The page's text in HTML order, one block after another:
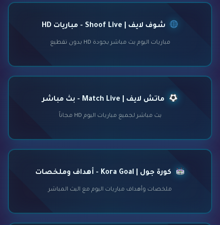
شوف لايف | Shoof Live - مباريات HD
مباريات اليوم بث مباشر بجودة HD بدون تقطيع
ماتش لايف | Match Live - بث مباشر
بث مباشر لجميع مباريات اليوم HD مجاناً
كورة جول | Kora Goal - أهداف وملخصات
ملخصات وأهداف مباريات اليوم مع البث المباشر